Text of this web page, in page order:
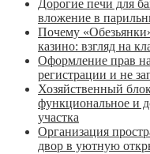
Дорогие печи для
вложение в
Почему
казино: взгляд на
Оформление прав
регистрации и не
Хозяйственный
функциональное и
участка
Организация
двор в уютную